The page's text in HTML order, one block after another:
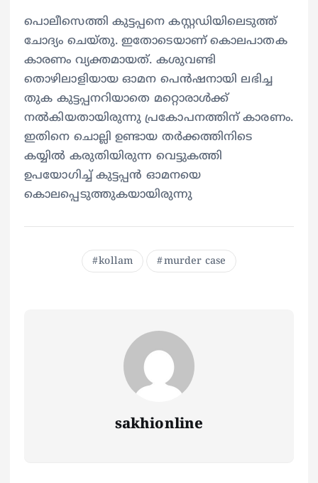
പൊലീസെത്തി കുട്ടപ്പനെ കസ്റ്റഡിയിലെടുത്ത്
ചോദ്യം ചെയ്തു. ഇതോടെയാണ് കൊലപാതക
കാരണം വ്യക്തമായത്. കശുവണ്ടി
തൊഴിലാളിയായ ഓമന പെൻഷനായി ലഭിച്ച
തുക കുട്ടപ്പനറിയാതെ മറ്റൊരാൾക്ക്
നൽകിയതായിരുന്നു പ്രകോപനത്തിന് കാരണം.
ഇതിനെ ചൊല്ലി ഉണ്ടായ തർക്കത്തിനിടെ
കയ്യിൽ കരുതിയിരുന്ന വെട്ടുകത്തി
ഉപയോഗിച്ച് കുട്ടപ്പൻ ഓമനയെ
കൊലപ്പെടുത്തുകയായിരുന്നു
kollam murder case
sakhionline